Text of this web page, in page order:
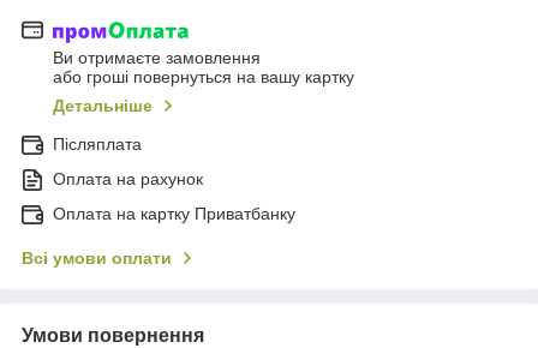
Ви отримаєте замовлення
або гроші повернуться на вашу картку
Детальніше
Післяплата
Оплата на рахунок
Оплата на картку Приватбанку
Всі умови оплати
Умови повернення